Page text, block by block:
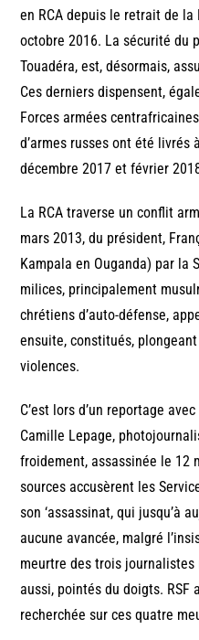
en RCA depuis le retrait de la
octobre 2016. La sécurité du
Touadéra, est, désormais,
Ces derniers dispensent,
Forces armées
d’armes russes ont été livrés
décembre 2017 et février
La RCA traverse un conflit
mars 2013, du président,
Kampala en Ouganda) par la
milices, principalement
chrétiens d’auto-défense,
ensuite, constitués,
violences.
C’est lors d’un reportage
Camille Lepage,
froidement, assassinée le 12
sources accusèrent les
son ‘assassinat, qui jusqu’à
aucune avancée, malgré
meurtre des trois journalistes
aussi, pointés du doigts.
recherchée sur ces quatre